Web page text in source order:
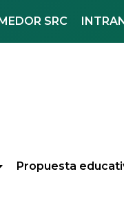
SRC
Propuesta